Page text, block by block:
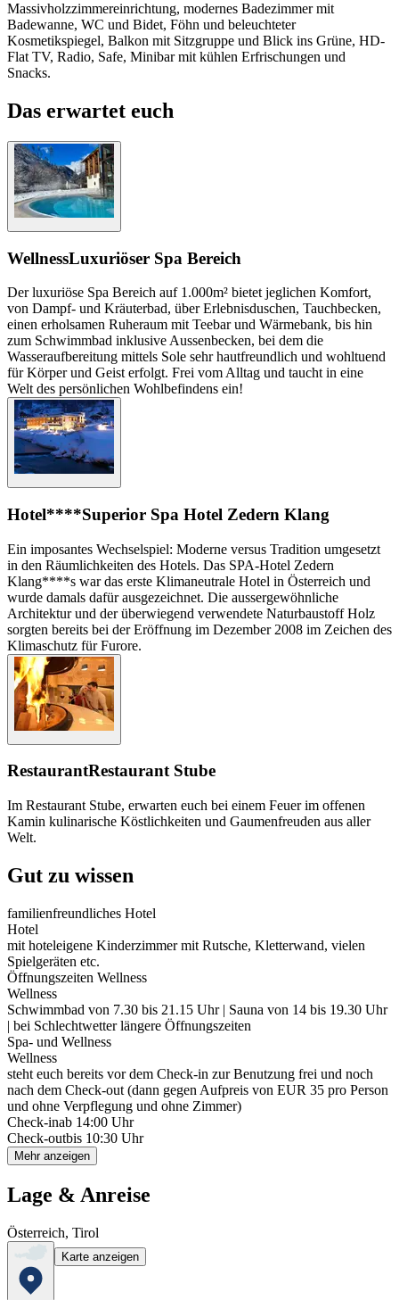
Massivholzzimmereinrichtung, modernes Badezimmer mit
Badewanne, WC und Bidet, Föhn und beleuchteter
Kosmetikspiegel, Balkon mit Sitzgruppe und Blick ins Grüne, HD-
Flat TV, Radio, Safe, Minibar mit kühlen Erfrischungen und
Snacks.
Das erwartet euch
WellnessLuxuriöser Spa Bereich
Der luxuriöse Spa Bereich auf 1.000m² bietet jeglichen Komfort,
von Dampf- und Kräuterbad, über Erlebnisduschen, Tauchbecken,
einen erholsamen Ruheraum mit Teebar und Wärmebank, bis hin
zum Schwimmbad inklusive Aussenbecken, bei dem die
Wasseraufbereitung mittels Sole sehr hautfreundlich und wohltuend
für Körper und Geist erfolgt. Frei vom Alltag und taucht in eine
Welt des persönlichen Wohlbefindens ein!
Hotel****Superior Spa Hotel Zedern Klang
Ein imposantes Wechselspiel: Moderne versus Tradition umgesetzt
in den Räumlichkeiten des Hotels. Das SPA-Hotel Zedern
Klang****s war das erste Klimaneutrale Hotel in Österreich und
wurde damals dafür ausgezeichnet. Die aussergewöhnliche
Architektur und der überwiegend verwendete Naturbaustoff Holz
sorgten bereits bei der Eröffnung im Dezember 2008 im Zeichen des
Klimaschutz für Furore.
RestaurantRestaurant Stube
Im Restaurant Stube, erwarten euch bei einem Feuer im offenen
Kamin kulinarische Köstlichkeiten und Gaumenfreuden aus aller
Welt.
Gut zu wissen
familienfreundliches Hotel
Hotel
mit hoteleigene Kinderzimmer mit Rutsche, Kletterwand, vielen
Spielgeräten etc.
Öffnungszeiten Wellness
Wellness
Schwimmbad von 7.30 bis 21.15 Uhr | Sauna von 14 bis 19.30 Uhr
| bei Schlechtwetter längere Öffnungszeiten
Spa- und Wellness
Wellness
steht euch bereits vor dem Check-in zur Benutzung frei und noch
nach dem Check-out (dann gegen Aufpreis von EUR 35 pro Person
und ohne Verpflegung und ohne Zimmer)
Check-inab 14:00 Uhr
Check-outbis 10:30 Uhr
Mehr anzeigen
Lage & Anreise
Österreich, Tirol
Karte anzeigen